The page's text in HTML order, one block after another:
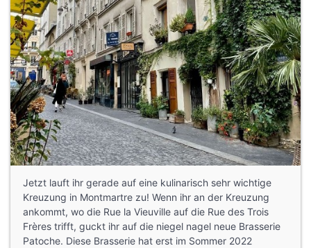
Jetzt lauft ihr gerade auf eine kulinarisch sehr wichtige
Kreuzung in Montmartre zu! Wenn ihr an der Kreuzung
ankommt, wo die Rue la Vieuville auf die Rue des Trois
Frères trifft, guckt ihr auf die niegel nagel neue Brasserie
Patoche. Diese Brasserie hat erst im Sommer 2022